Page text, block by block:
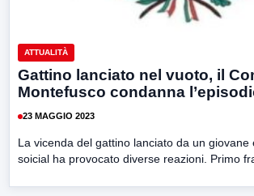
ATTUALITÀ
Gattino lanciato nel vuoto, il
Montefusco condanna
23 MAGGIO 2023
La vicenda del gattino lanciato da un giovane
soicial ha provocato diverse reazioni. Primo